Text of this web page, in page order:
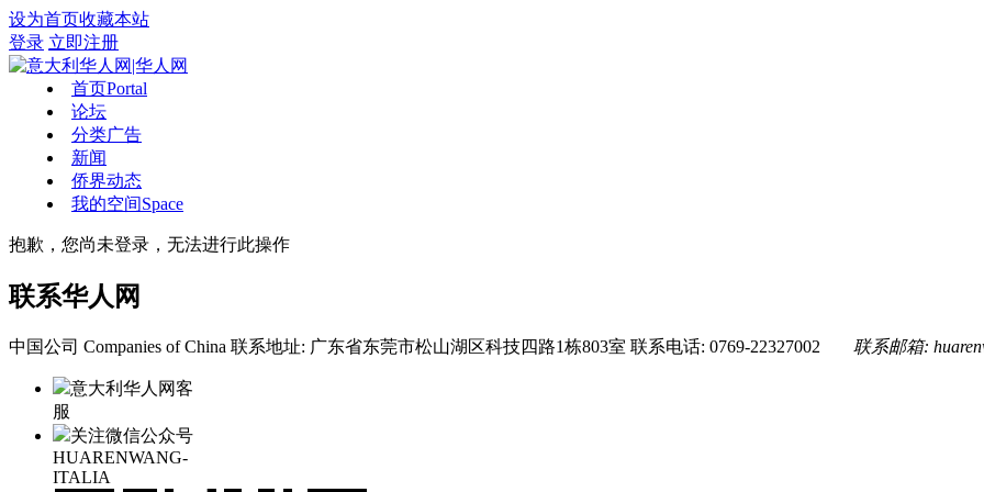
设为首页收藏本站
登录 立即注册
首页Portal
论坛
分类广告
新闻
侨界动态
我的空间Space
抱歉，您尚未登录，无法进行此操作
联系华人网
中国公司 Companies of China 联系地址: 广东省东莞市松山湖区科技四路1栋803室 联系电话: 0769-22327002 联系邮箱:
意大利华人网客
服
关注微信公众号
HUARENWANG-
ITALIA